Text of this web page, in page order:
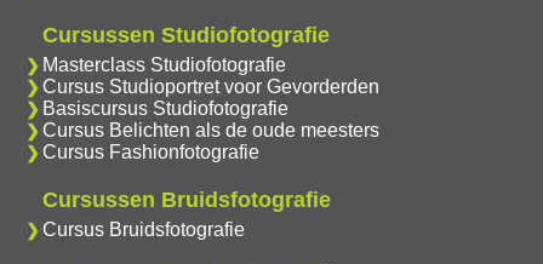
Cursussen Studiofotografie
Masterclass Studiofotografie
Cursus Studioportret voor Gevorderden
Basiscursus Studiofotografie
Cursus Belichten als de oude meesters
Cursus Fashionfotografie
Cursussen Bruidsfotografie
Cursus Bruidsfotografie